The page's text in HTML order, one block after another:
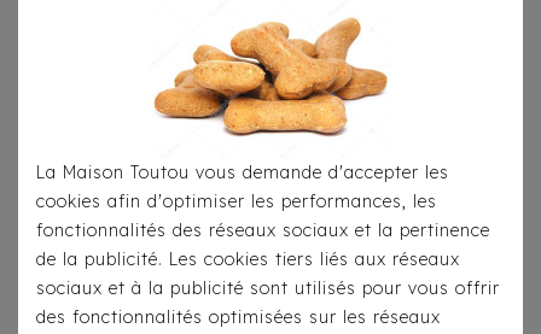
Pour Le Transport
Sac De Voyage Milk&Pepper Kamila
Taupe
La Maison Toutou vous demande d'accepter les
cookies afin d'optimiser les performances, les
fonctionnalités des réseaux sociaux et la pertinence
de la publicité. Les cookies tiers liés aux réseaux
sociaux et à la publicité sont utilisés pour vous offrir
des fonctionnalités optimisées sur les réseaux